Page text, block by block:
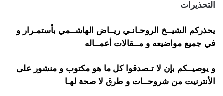
التحذيرات
يحذركم الشيــخ الروحـانـي ريــاض الهاشــمي بأستمـرار و
في جميع مواضيعه و مــقالات أعمــاله
و يوصيــكم بإن لا تـصدقوا كل ما هو مكتوب و منشور على
الأنترنيت من شروحــات و طرق لا صحة لهـا